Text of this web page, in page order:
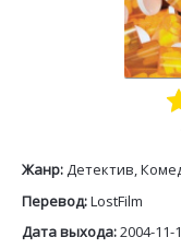
Жанр:Детектив,
Перевод:LostFilm
Дата выхода:2004-11-